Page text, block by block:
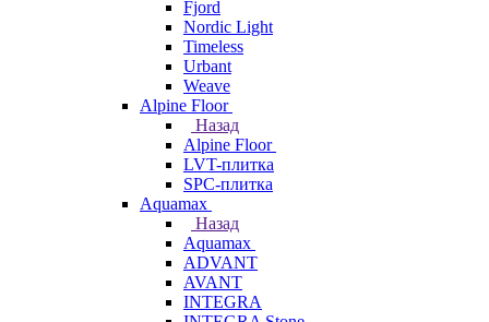
Fjord
Nordic Light
Timeless
Urbant
Weave
Alpine Floor
Назад
Alpine Floor
LVT-плитка
SPC-плитка
Aquamax
Назад
Aquamax
ADVANT
AVANT
INTEGRA